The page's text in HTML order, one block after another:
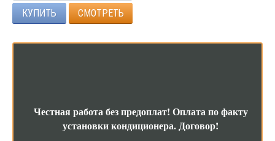
КУПИТЬ СМОТРЕТЬ
Честная работа без предоплат! Оплата по факту
установки кондиционера.Договор!